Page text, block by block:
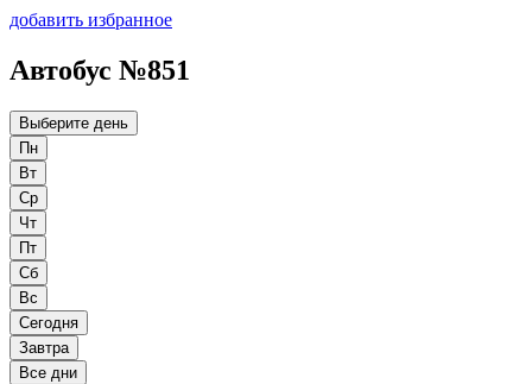
добавить избранное
Автобус №851
Выберите день
Пн
Вт
Ср
Чт
Пт
Сб
Вс
Сегодня
Завтра
Все дни